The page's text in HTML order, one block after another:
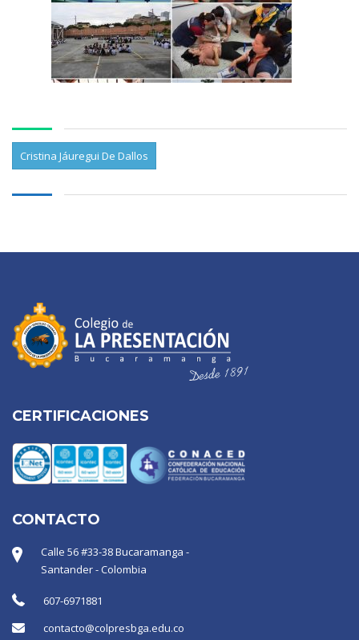
Cristina Jáuregui De Dallos
CERTIFICACIONES
CONTACTO
Calle 56 #33-38 Bucaramanga -
Santander - Colombia
607-6971881
contacto@colpresbga.edu.co